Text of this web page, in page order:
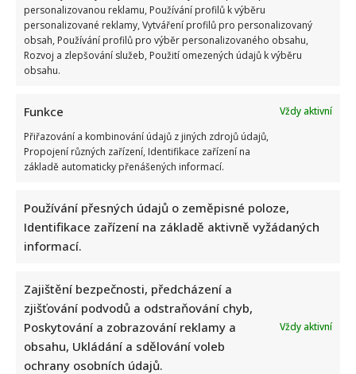
personalizovanou reklamu, Používání profilů k výběru
personalizované reklamy, Vytváření profilů pro personalizovaný
obsah, Používání profilů pro výběr personalizovaného obsahu,
Rozvoj a zlepšování služeb, Použití omezených údajů k výběru
obsahu.
Funkce
Vždy aktivní
Přiřazování a kombinování údajů z jiných zdrojů údajů,
Propojení různých zařízení, Identifikace zařízení na
základě automaticky přenášených informací.
Používání přesných údajů o zeměpisné poloze,
Identifikace zařízení na základě aktivně vyžádaných
informací.
Zajištění bezpečnosti, předcházení a
zjišťování podvodů a odstraňování chyb,
Poskytování a zobrazování reklamy a
obsahu, Ukládání a sdělování voleb
ochrany osobních údajů.
Vždy aktivní